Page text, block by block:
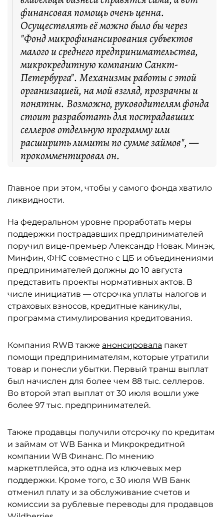
финансовая помощь очень ценна.
Осуществлять её можно было бы через
"Фонд микрофинансирования субъектов
малого и среднего предпринимательства,
микрокредитную компанию Санкт-
Петербурга". Механизмы работы с этой
организацией, на мой взгляд, прозрачны и
понятны. Возможно, руководителям фонда
стоит разработать для пострадавших
селлеров отдельную программу или
расширить лимиты по сумме займов", —
прокомментировал он.
Главное при этом, чтобы у самого фонда хватило
ликвидности.
На федеральном уровне проработать меры
поддержки пострадавших предпринимателей
поручил вице-премьер Александр Новак. Минэк,
Минфин, ФНС совместно с ЦБ и объединениями
предпринимателей должны до 10 августа
представить проекты нормативных актов. В
числе инициатив — отсрочка уплаты налогов и
страховых взносов, кредитные каникулы,
программа стимулирования кредитования.
Компания RWB также анонсировала пакет
помощи предпринимателям, которые утратили
товар и понесли убытки. Первый транш выплат
был начислен для более чем 88 тыс. селлеров.
Во второй этап выплат от 30 июля вошли уже
более 97 тыс. предпринимателей.
Также продавцы получили отсрочку по кредитам
и займам от WB Банка и Микрокредитной
компании WB Финанс. По мнению
маркетплейса, это одна из ключевых мер
поддержки. Кроме того, с 30 июля WB Банк
отменил плату и за обслуживание счетов и
комиссии за рублевые переводы для продавцов